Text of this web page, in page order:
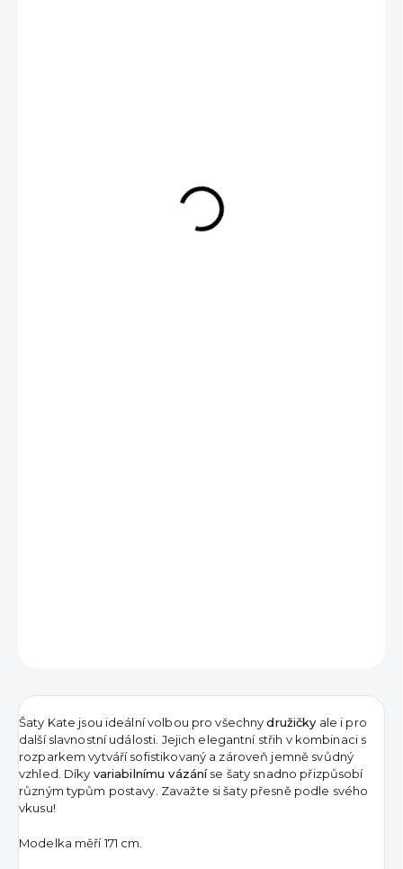
Šaty Kate jsou ideální volbou pro všechnydružičky ale i pro
další slavnostní události. Jejich elegantní střih v kombinaci s
rozparkem vytváří sofistikovaný a zároveň jemně svůdný
vzhled. Díky variabilnímu vázáníse šaty snadno přizpůsobí
různým typům postavy. Zavažte si šaty přesně podle svého
vkusu!
Modelka měří 171 cm.